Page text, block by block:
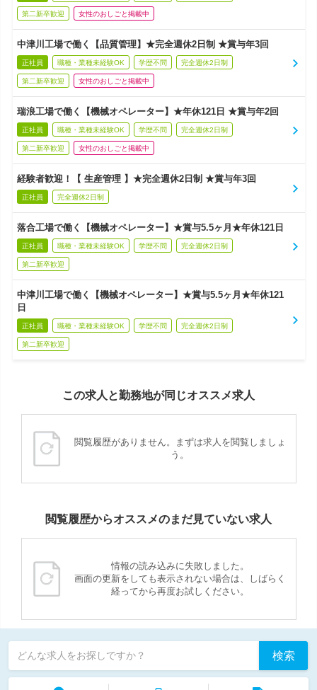
第二新卒歓迎 女性のおしごと掲載中
中津川工場で働く【品質管理】★完全週休2日制 ★賞与年3回
正社員 職種・業種未経験OK 学歴不問 完全週休2日制
第二新卒歓迎 女性のおしごと掲載中
瑞浪工場で働く【機械オペレーター】★年休121日 ★賞与年2回
正社員 職種・業種未経験OK 学歴不問 完全週休2日制
第二新卒歓迎 女性のおしごと掲載中
経験者歓迎！【 生産管理 】★完全週休2日制 ★賞与年3回
正社員 完全週休2日制
落合工場で働く【機械オペレーター】★賞与5.5ヶ月★年休121日
正社員 職種・業種未経験OK 学歴不問 完全週休2日制
第二新卒歓迎
中津川工場で働く【機械オペレーター】★賞与5.5ヶ月★年休121
日
正社員 職種・業種未経験OK 学歴不問 完全週休2日制
第二新卒歓迎
この求人と勤務地が同じオススメ求人
閲覧履歴がありません。まずは求人を閲覧しましょ
う。
閲覧履歴からオススメのまだ見ていない求人
情報の読み込みに失敗しました。
画面の更新をしても表示されない場合は、しばらく
経ってから再度お試しください。
どんな求人をお探しですか？ 検索